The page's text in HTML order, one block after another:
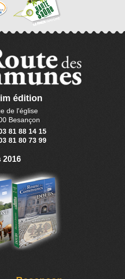
édition
de l'église
Besançon
81 88 14 15
81 80 73 99
2016